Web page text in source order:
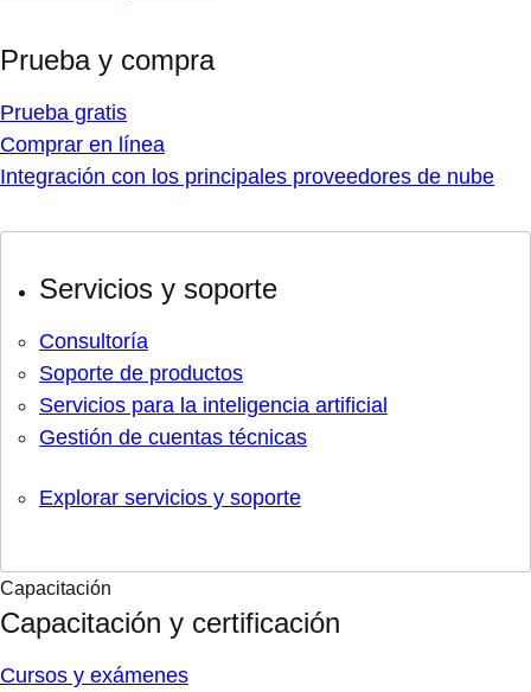
Prueba y compra
Prueba gratis
Comprar en línea
Integración con los principales proveedores de nube
Servicios y soporte
Consultoría
Soporte de productos
Servicios para la inteligencia artificial
Gestión de cuentas técnicas
Explorar servicios y soporte
Capacitación
Capacitación y certificación
Cursos y exámenes